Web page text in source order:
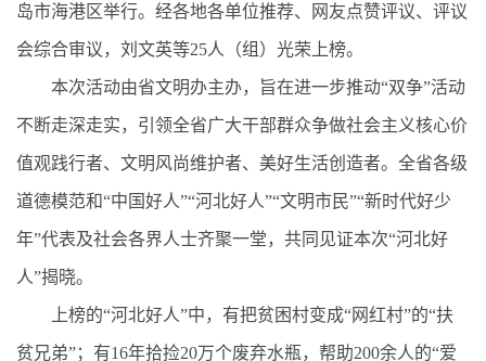
岛市海港区举行。经各地各单位推荐、网友点赞评议、评议
会综合审议，刘文英等25人（组）光荣上榜。
本次活动由省文明办主办，旨在进一步推动“双争”活动
不断走深走实，引领全省广大干部群众争做社会主义核心价
值观践行者、文明风尚维护者、美好生活创造者。全省各级
道德模范和“中国好人”“河北好人”“文明市民”“新时代好少
年”代表及社会各界人士齐聚一堂，共同见证本次“河北好
人”揭晓。
上榜的“河北好人”中，有把贫困村变成“网红村”的“扶
贫兄弟”；有16年拾捡20万个废弃水瓶，帮助200余人的“爱